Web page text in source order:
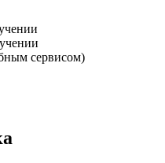
сервисом)